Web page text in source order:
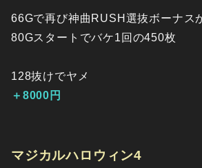
66Gで再び神曲RUSH選抜ボーナス
80Gスタートでバケ1回の450枚
128抜けでヤメ
＋8000円
マジカルハロウィン4